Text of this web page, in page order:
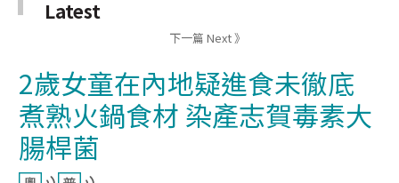
Latest
下一篇 Next 》
2歲女童在內地疑進食未徹底
煮熟火鍋食材 染產志賀毒素大
腸桿菌